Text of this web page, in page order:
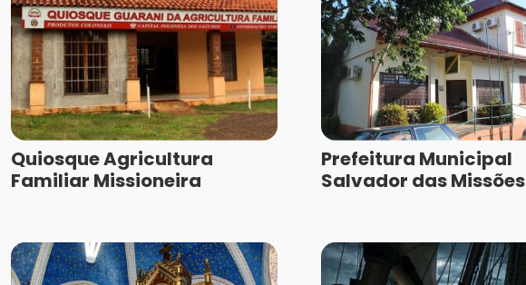
Quiosque Agricultura
Familiar Missioneira
Prefeitura Municipal
Salvador das Missões